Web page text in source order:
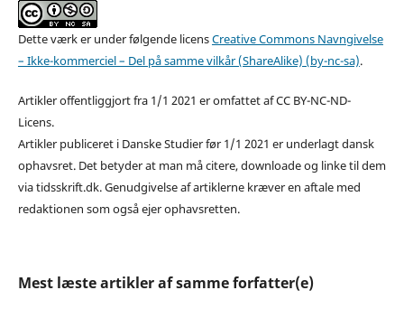
Dette værk er under følgende licensCreative Commons Navngivelse
– Ikke-kommerciel – Del på samme vilkår (ShareAlike) (by-nc-sa).
Artikler offentliggjort fra 1/1 2021 er omfattet af CC BY-NC-ND-
Licens.
Artikler publiceret i Danske Studier før 1/1 2021 er underlagt dansk
ophavsret. Det betyder at man må citere, downloade og linke til dem
via tidsskrift.dk. Genudgivelse af artiklerne kræver en aftale med
redaktionen som også ejer ophavsretten.
Mest læste artikler af samme forfatter(e)